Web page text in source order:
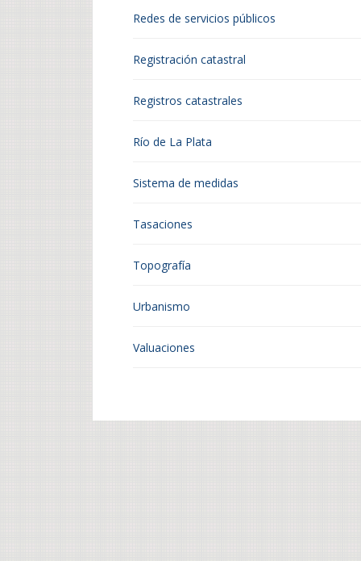
Redes de servicios públicos
Registración catastral
Registros catastrales
Río de La Plata
Sistema de medidas
Tasaciones
Topografía
Urbanismo
Valuaciones